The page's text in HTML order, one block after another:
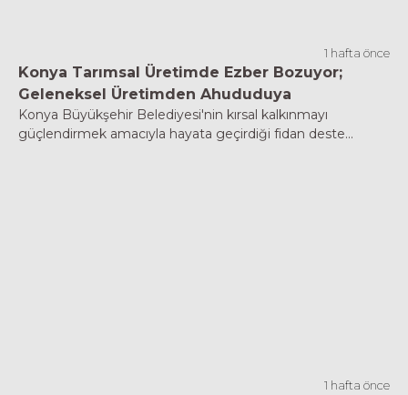
1 hafta önce
Konya Tarımsal Üretimde Ezber Bozuyor;
Geleneksel Üretimden Ahududuya
Konya Büyükşehir Belediyesi'nin kırsal kalkınmayı
güçlendirmek amacıyla hayata geçirdiği fidan deste...
1 hafta önce